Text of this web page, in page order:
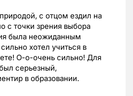
с отцом ездил на
с точки зрения выбора
была неожиданным
хотел учиться в
О-о-очень сильно! Для
серьезный,
в образовании.